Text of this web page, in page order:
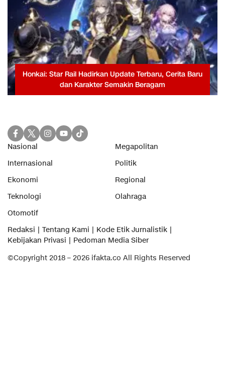
Honkai: Star Rail Hadirkan Update Terbaru, Cerita Baru
dan Karakter Semakin Beragam
Nasional
Megapolitan
Internasional
Politik
Ekonomi
Regional
Teknologi
Olahraga
Otomotif
Redaksi
Tentang Kami
Kode Etik Jurnalistik
Kebijakan Privasi
Pedoman Media Siber
©Copyright 2018 – 2026 ifakta.co All Rights Reserved